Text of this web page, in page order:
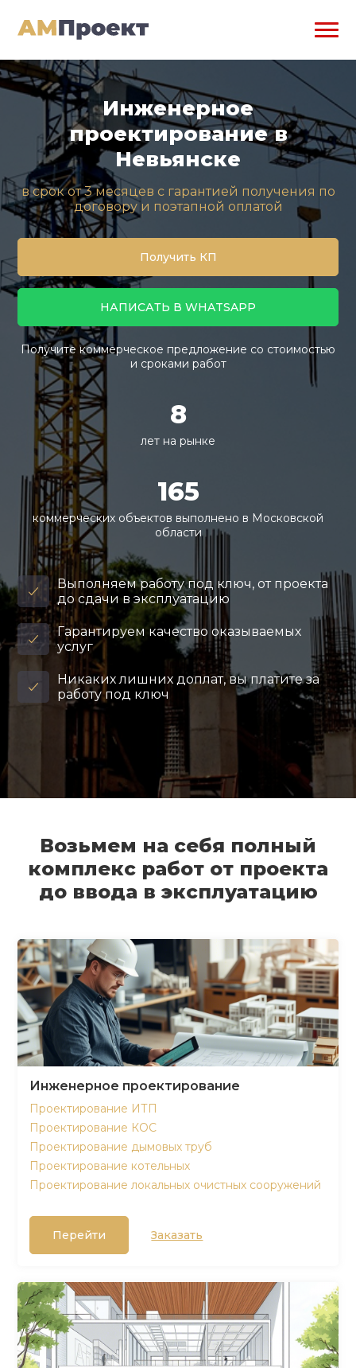
Инженерное
проектирование в
Невьянске
в срок от 3 месяцев с гарантией получения по
договору и поэтапной оплатой
Получить КП
НАПИСАТЬ В WHATSAPP
Получите коммерческое предложение со стоимостью
и сроками работ
8
лет на рынке
165
коммерческих объектов выполнено в Московской
области
Выполняем работу под ключ, от проекта
до сдачи в эксплуатацию
Гарантируем качество оказываемых
услуг
Никаких лишних доплат, вы платите за
работу под ключ
Возьмем на себя полный
комплекс работ от проекта
до ввода в эксплуатацию
Инженерное проектирование
Проектирование ИТП
Проектирование КОС
Проектирование дымовых труб
Проектирование котельных
Проектирование локальных очистных сооружений
Перейти Заказать